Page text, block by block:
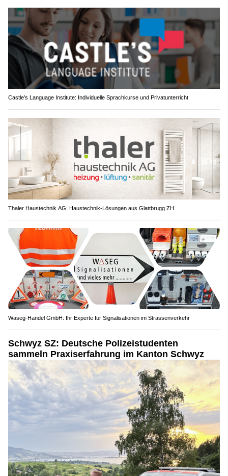
Castle’s Language Institute: Individuelle Sprachkurse und Privatunterricht
Thaler Haustechnik AG: Haustechnik-Lösungen aus Glattbrugg ZH
Waseg-Handel GmbH: Ihr Experte für Signalisationen im Strassenverkehr
Schwyz SZ: Deutsche Polizeistudenten
sammeln Praxiserfahrung im Kanton Schwyz